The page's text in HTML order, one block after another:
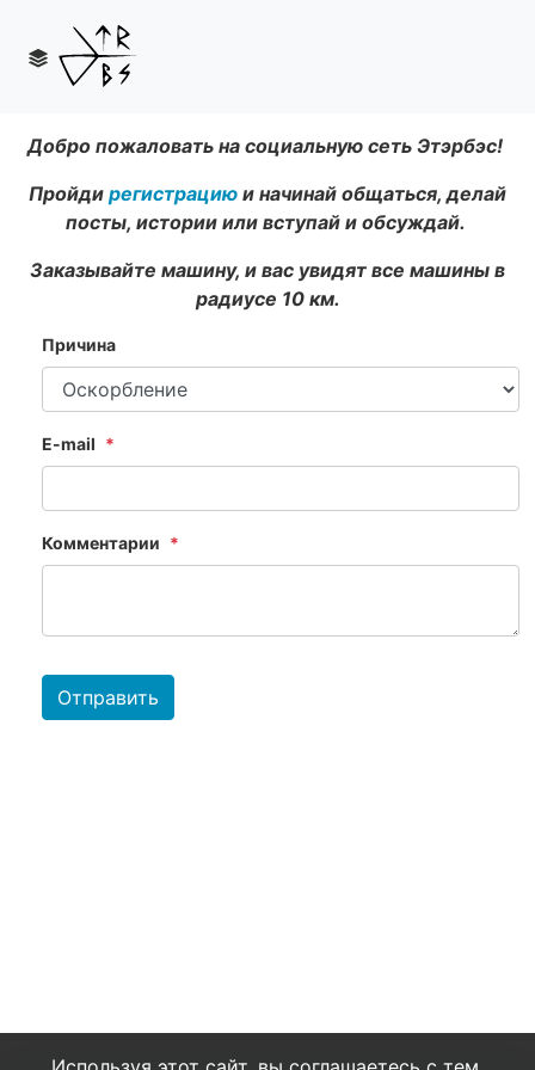
Добро пожаловать на социальную сеть Этэрбэс!
Пройди регистрацию и начинай общаться, делай
посты, истории или вступай и обсуждай.
Заказывайте машину, и вас увидят все машины в
радиусе 10 км.
Причина
E-mail
Комментарии
Отправить